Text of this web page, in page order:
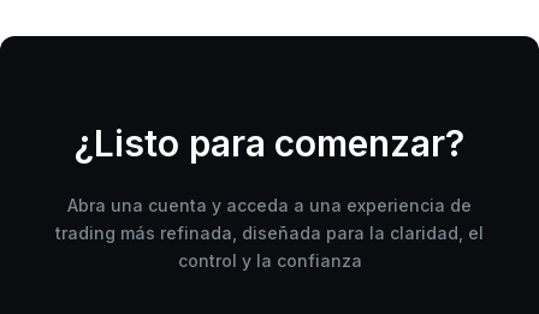
¿Listo para comenzar?
Abra una cuenta y acceda a una experiencia de
trading más refinada, diseñada para la claridad, el
control y la confianza